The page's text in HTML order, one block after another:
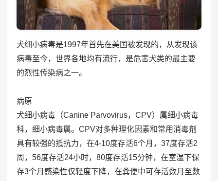
犬细小病毒是1997年首先在美国被发现的，从发现该
病毒至今，世界各地均有流行，是危害犬类的最主要
的烈性传染病之一。
病原
犬细小病毒（Canine Parvovirus，CPV）属细小病毒
科，细小病毒属。CPV对多种理化因素和常用消毒剂
具有较强的抵抗力，在4-10度存活6个月，37度存活2
周，56度存活24小时，80度存活15分钟，在室温下保
存3个月感染性仅轻度下降，在粪便中可存活数月至数